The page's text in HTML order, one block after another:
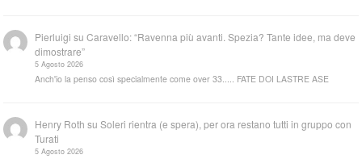
Pierluigi suCaravello: “Ravenna più avanti. Spezia? Tante idee, ma deve
dimostrare”
5 Agosto 2026
Anch'io la penso così specialmente come over 33..... FATE DOI LASTRE ASE
Henry Roth suSoleri rientra (e spera), per ora restano tutti in gruppo con
Turati
5 Agosto 2026